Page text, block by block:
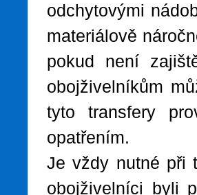
odchytovými
materiálově
pokud není
obojživelníkům
tyto transfery
opatřením.
Je vždy nutné při
obojživelníci byli